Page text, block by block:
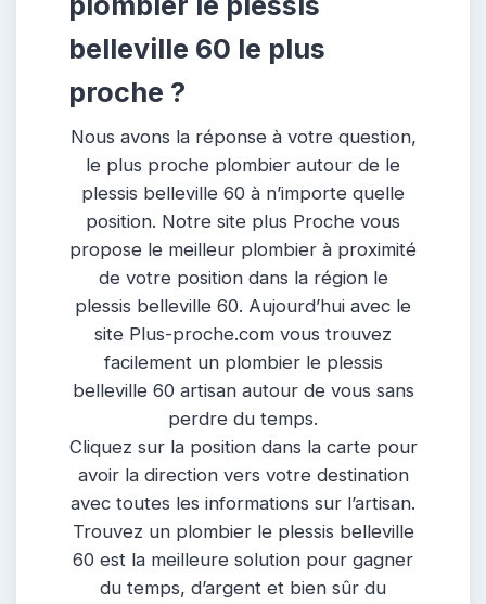
belleville 60 le plus
proche ?
Nous avons la réponse à votre question,
le plus proche plombier autour de le
plessis belleville 60 à n’importe quelle
position. Notre site plus Proche vous
propose le meilleur plombier à proximité
de votre position dans la région le
plessis belleville 60. Aujourd’hui avec le
site Plus-proche.com vous trouvez
facilement un plombier le plessis
belleville 60 artisan autour de vous sans
perdre du temps.
Cliquez sur la position dans la carte pour
avoir la direction vers votre destination
avec toutes les informations sur l’artisan.
Trouvez un plombier le plessis belleville
60 est la meilleure solution pour gagner
du temps, d’argent et bien sûr du